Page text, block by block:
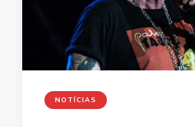
NOTÍCIAS